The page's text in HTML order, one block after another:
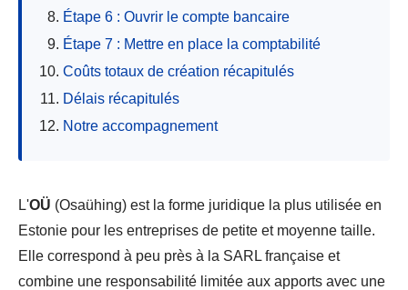
Étape 6 : Ouvrir le compte bancaire
Étape 7 : Mettre en place la comptabilité
Coûts totaux de création récapitulés
Délais récapitulés
Notre accompagnement
L'OÜ (Osaühing) est la forme juridique la plus utilisée en
Estonie pour les entreprises de petite et moyenne taille.
Elle correspond à peu près à la SARL française et
combine une responsabilité limitée aux apports avec une